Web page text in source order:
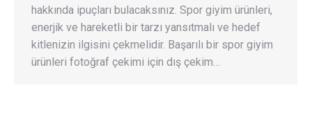
hakkında ipuçları bulacaksınız. Spor giyim ürünleri,
enerjik ve hareketli bir tarzı yansıtmalı ve hedef
kitlenizin ilgisini çekmelidir. Başarılı bir spor giyim
ürünleri fotoğraf çekimi için dış çekim…